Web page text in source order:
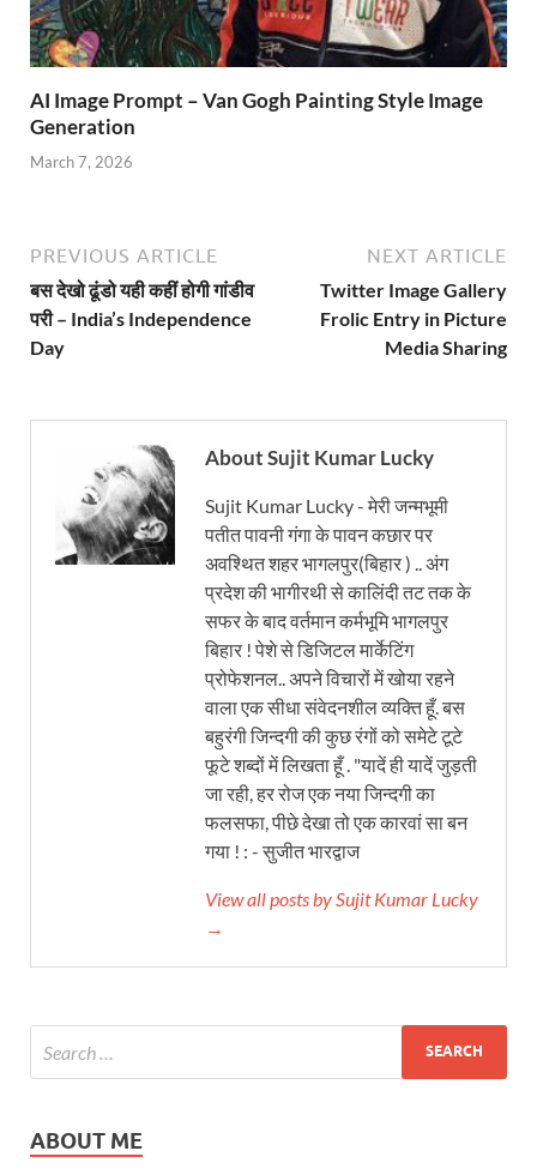
AI Image Prompt – Van Gogh Painting Style Image
Generation
March 7, 2026
PREVIOUS ARTICLE
बस देखो ढूंडो यही कहीं होगी गांडीव
परी – India’s Independence
Day
NEXT ARTICLE
Twitter Image Gallery
Frolic Entry in Picture
Media Sharing
About Sujit Kumar Lucky
Sujit Kumar Lucky - मेरी जन्मभूमी
पतीत पावनी गंगा के पावन कछार पर
अवश्थित शहर भागलपुर(बिहार ) .. अंग
प्रदेश की भागीरथी से कालिंदी तट तक के
सफर के बाद वर्तमान कर्मभूमि भागलपुर
बिहार ! पेशे से डिजिटल मार्केटिंग
प्रोफेशनल.. अपने विचारों में खोया रहने
वाला एक सीधा संवेदनशील व्यक्ति हूँ. बस
बहुरंगी जिन्दगी की कुछ रंगों को समेटे टूटे
फूटे शब्दों में लिखता हूँ . "यादें ही यादें जुड़ती
जा रही, हर रोज एक नया जिन्दगी का
फलसफा, पीछे देखा तो एक कारवां सा बन
गया ! : - सुजीत भारद्वाज
View all posts by Sujit Kumar Lucky
→
ABOUT ME